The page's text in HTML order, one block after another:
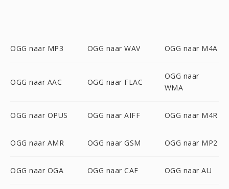
OGG naar MP3 OGG naar WAV OGG naar M4A
OGG naar AAC OGG naar FLAC
OGG naar
WMA
OGG naar OPUS OGG naar AIFF OGG naar M4R
OGG naar AMR OGG naar GSM OGG naar MP2
OGG naar OGA OGG naar CAF OGG naar AU